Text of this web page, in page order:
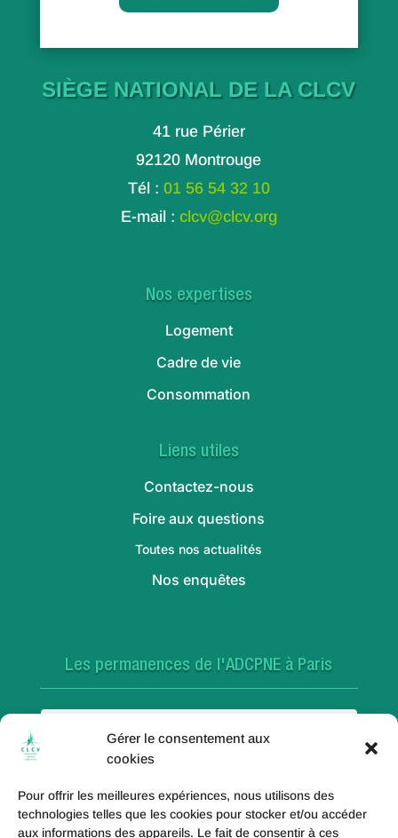
Gérer le consentement aux
cookies
Pour offrir les meilleures expériences, nous utilisons des
technologies telles que les cookies pour stocker et/ou accéder
aux informations des appareils. Le fait de consentir à ces
SIÈGE NATIONAL DE LA CLCV
41 rue Périer
92120 Montrouge
Tél : 01 56 54 32 10
E-mail : clcv@clcv.org
Nos expertises
Logement
Cadre de vie
Consommation
Liens utiles
Contactez-nous
Foire aux questions
Toutes nos actualités
Nos enquêtes
Les permanences de l'ADCPNE à Paris
Paris 18e
Paris 20e